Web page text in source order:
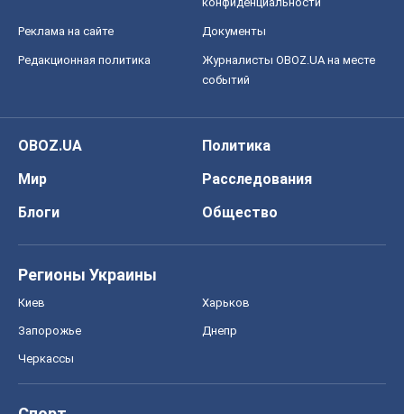
Реклама на сайте Документы
Редакционная политика
Журналисты OBOZ.UA на месте
событий
OBOZ.UA
Политика
Мир
Расследования
Блоги
Общество
Регионы Украины
Киев Харьков
Запорожье Днепр
Черкассы